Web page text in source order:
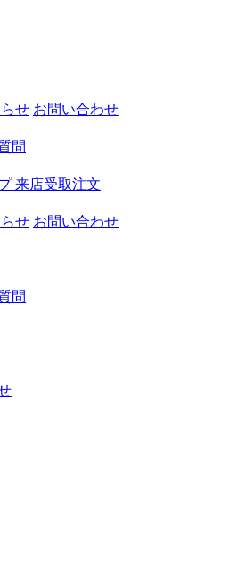
せ お問い合わせ
問
来店受取注文
せ お問い合わせ
問